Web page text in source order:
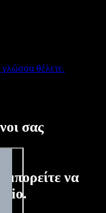
γλώσσα θέλετε.
σας
να